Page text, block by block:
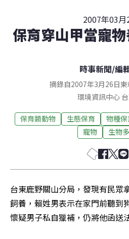
2007年03月
保育穿山甲當寵
時事新聞/編
摘錄自2007年3月26日
環境資訊中心
保育類動物 生態保育 物種
寵物
生物
台東鹿野關山分局，發現有民眾
飼養，賴姓男表示在家門前聽到
懷疑男子私自獵補，仍將他函送